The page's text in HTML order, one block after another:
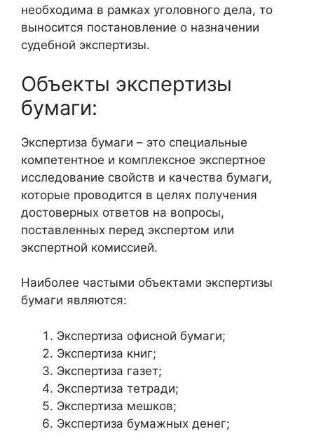
необходима в рамках уголовного дела, то
выносится постановление о назначении
судебной экспертизы.
Объекты экспертизы
бумаги:
Экспертиза бумаги – это специальные
компетентное и комплексное экспертное
исследование свойств и качества бумаги,
которые проводится в целях получения
достоверных ответов на вопросы,
поставленных перед экспертом или
экспертной комиссией.
Наиболее частыми объектами экспертизы
бумаги являются:
Экспертиза офисной бумаги;
Экспертиза книг;
Экспертиза газет;
Экспертиза тетради;
Экспертиза мешков;
Экспертиза бумажных денег;